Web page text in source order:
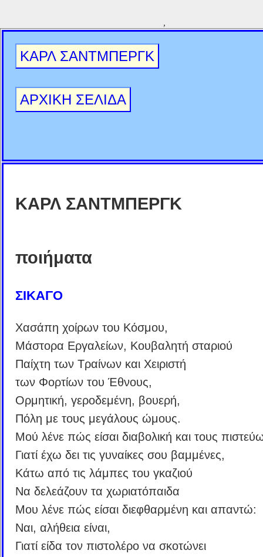
,
ΚΑΡΛ ΣΑΝΤΜΠΕΡΓΚ
ΑΡΧΙΚΗ ΣΕΛΙΔΑ
ΚΑΡΛ ΣΑΝΤΜΠΕΡΓΚ
ποιήματα
ΣΙΚΑΓΟ
Xασάπη χοίρων του Κόσμου,
Μάστορα Εργαλείων, Κουβαλητή σταριού
Παίχτη των Τραίνων και Χειριστή
των Φορτίων του Έθνους,
Ορμητική, γεροδεμένη, βουερή,
Πόλη με τους μεγάλους ώμους.
Μού λένε πώς είσαι διαβολική και τους
Γιατί έχω δει τις γυναίκες σου βαμμένες,
Κάτω από τις λάμπες του γκαζιού
Να δελεάζουν τα χωριατόπαιδα
Μου λένε πώς είσαι διεφθαρμένη και απαντώ:
Ναι, αλήθεια είναι,
Γιατί είδα τον πιστολέρο να σκοτώνει